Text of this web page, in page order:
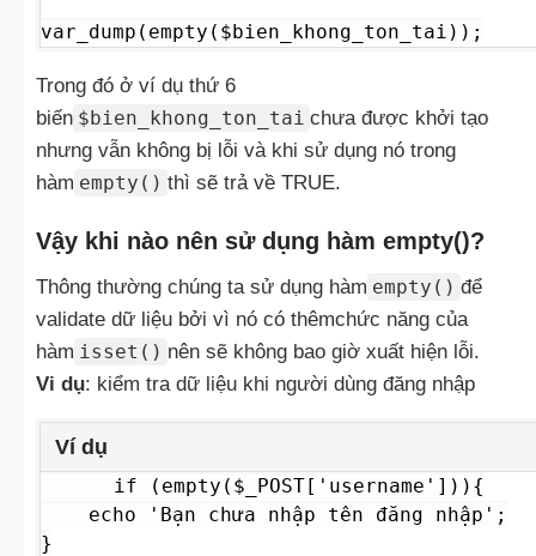
var_dump(empty($bien_khong_ton_tai));
Trong đó ở ví dụ thứ 6
biến $bien_khong_ton_tai chưa được khởi tạo
nhưng vẫn không bị lỗi và khi sử dụng nó trong
hàm empty() thì sẽ trả về TRUE.
Vậy khi nào nên sử dụng hàm empty()?
Thông thường chúng ta sử dụng hàm empty() để
validate dữ liệu bởi vì nó có thêmchức năng của
hàm isset() nên sẽ không bao giờ xuất hiện lỗi.
Vi dụ: kiểm tra dữ liệu khi người dùng đăng nhập
Ví dụ
if (empty($_POST['username'])){
}